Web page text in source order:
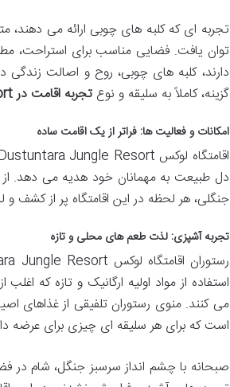
تجربه ای که کلبه های چوبی ارائه می
توان یافت. فضایی مناسب برای استراحت،
دارند، کلبه های چوبی، روح و اصالت
گزینه، کاملاً به سلیقه و نوعتجربه اقامت در Dustuntara Jungle Resort
امکانات و فعالیت ها: فراتر از یک اقامت ساده
دل طبیعت به مهمانان خود هدیه می دهد.
جنگلی، هر لحظه در این اقامتگاه پر از کشف
تجربه آشپزی: لذت طعم های محلی و تازه
استفاده از مواد اولیه ارگانیک و تازه که
می کنند. منوی رستوران تلفیقی از غذاهای
است که برای هر سلیقه ای چیزی برای عرضه
صبحانه با چشم انداز سرسبز جنگل، شام در